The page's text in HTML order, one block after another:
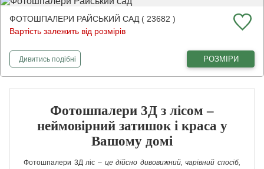
ФОТОШПАЛЕРИ РАЙСЬКИЙ САД ( 23682 )
Вартість залежить від розмірів
Дивитисьфотошпалери
подібні РОЗМІРИ
Фотошпалери 3Д з лісом –
неймовірний затишок і краса у
Вашому домі
Фотошпалери 3Д ліс –це дійсно дивовижний, чарівний спосіб,